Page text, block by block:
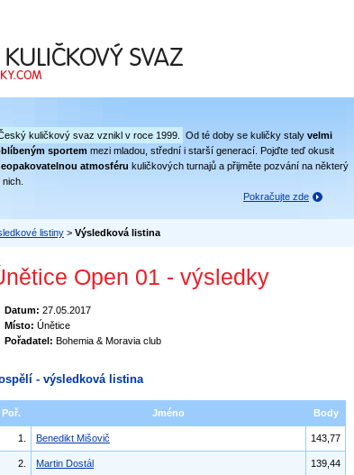
kuličkový svaz vznikl v roce 1999. Od té doby se kuličky staly velmi
sportem mezi mladou, střední i starší generací. Pojďte teď okusit
atmosféru kuličkových turnajů a přijměte pozvání na některý
nich.
Pokračujte zde
listiny > Výsledková listina
Open 01 - výsledky
Datum: 27.05.2017
Místo: Únětice
Pořadatel: Bohemia & Moravia club
- výsledková listina
Poř. Jméno Body
1. Benedikt Mišovič 143,77
2. Martin Dostál 139,44